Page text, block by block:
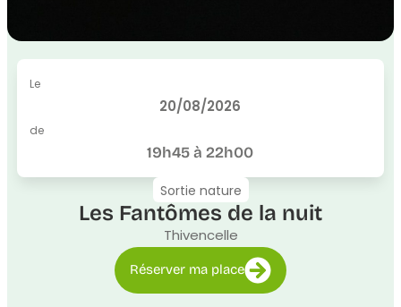
Le
20/08/2026
de
19h45 à 22h00
Sortie nature
Les Fantômes de la nuit
Thivencelle
Réserver ma place